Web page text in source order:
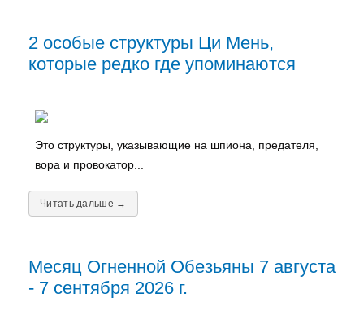
2 особые структуры Ци Мень,
которые редко где упоминаются
Это структуры, указывающие на шпиона, предателя,
вора и провокатор...
Читать дальше →
Месяц Огненной Обезьяны 7 августа
- 7 сентября 2026 г.